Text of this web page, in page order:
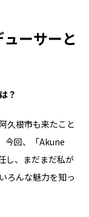
ーサーと
？
久根市も来たこと
今回、「Akune
し、まだまだ私が
ろんな魅力を知っ